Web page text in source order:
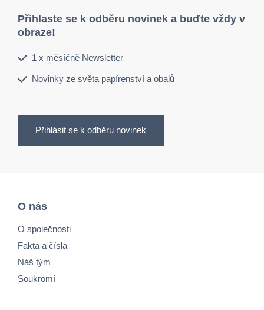
Přihlaste se k odběru novinek a buďte vždy v
obraze!
1 x měsíčně Newsletter
Novinky ze světa papírenství a obalů
Přihlásit se k odběru novinek
O nás
O společnosti
Fakta a čísla
Náš tým
Soukromí